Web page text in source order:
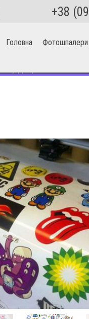
+38
Головна Фотошпалери